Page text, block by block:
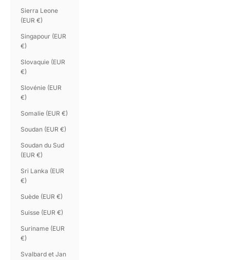
Sierra Leone
(EUR €)
Singapour (EUR
€)
Slovaquie (EUR
€)
Slovénie (EUR
€)
Somalie (EUR €)
Soudan (EUR €)
Soudan du Sud
(EUR €)
Sri Lanka (EUR
€)
Suède (EUR €)
Suisse (EUR €)
Suriname (EUR
€)
Svalbard et Jan